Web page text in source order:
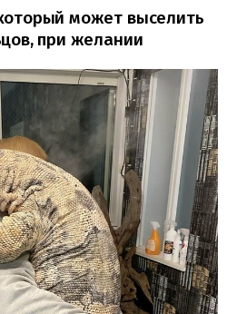
может выселить
при желании